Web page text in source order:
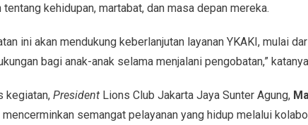
kehidupan, martabat, dan masa depan mereka.
ini akan mendukung keberlanjutan layanan YKAKI, mulai
bagi anak-anak selama menjalani pengobatan,”
kegiatan, President Lions Club Jakarta Jaya Sunter Agung,
semangat pelayanan yang hidup melalui